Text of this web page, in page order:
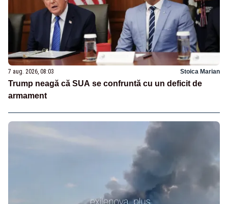
7 aug. 2026, 08:03 Stoica Marian
Trump neagă că SUA se confruntă cu un deficit de
armament